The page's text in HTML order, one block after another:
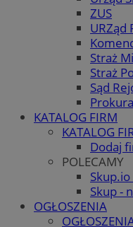
ZUS
URZąd
Straż
Straż
Sąd
KATALOG FIRM
KATALOG
Dodaj
POLECAMY
Skup -
OGŁOSZENIA